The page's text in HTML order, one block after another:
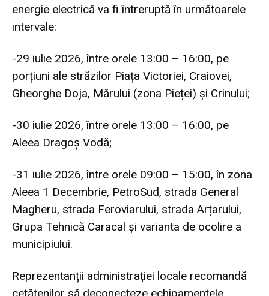
energie electrică va fi întreruptă în următoarele
intervale:
-29 iulie 2026, între orele 13:00 – 16:00, pe
porțiuni ale străzilor Piața Victoriei, Craiovei,
Gheorghe Doja, Mărului (zona Pieței) și Crinului;
-30 iulie 2026, între orele 13:00 – 16:00, pe
Aleea Dragoș Vodă;
-31 iulie 2026, între orele 09:00 – 15:00, în zona
Aleea 1 Decembrie, PetroSud, strada General
Magheru, strada Feroviarului, strada Arțarului,
Grupa Tehnică Caracal și varianta de ocolire a
municipiului.
Reprezentanții administrației locale recomandă